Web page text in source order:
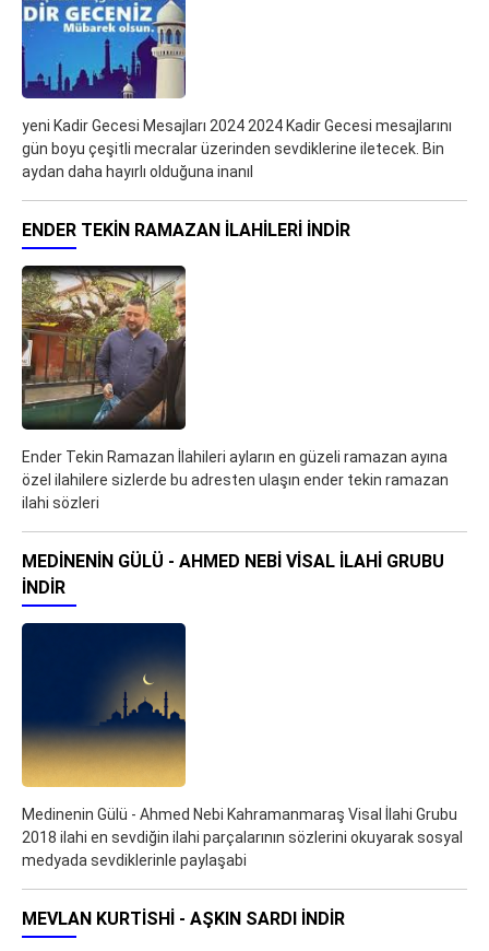
yeni Kadir Gecesi Mesajları 2024 2024 Kadir Gecesi mesajlarını
gün boyu çeşitli mecralar üzerinden sevdiklerine iletecek. Bin
aydan daha hayırlı olduğuna inanıl
ENDER TEKIN RAMAZAN İLAHILERI İNDIR
Ender Tekin Ramazan İlahileri ayların en güzeli ramazan ayına
özel ilahilere sizlerde bu adresten ulaşın ender tekin ramazan
ilahi sözleri
MEDINENIN GÜLÜ - AHMED NEBI VISAL İLAHI GRUBU
İNDIR
Medinenin Gülü - Ahmed Nebi Kahramanmaraş Visal İlahi Grubu
2018 ilahi en sevdiğin ilahi parçalarının sözlerini okuyarak sosyal
medyada sevdiklerinle paylaşabi
MEVLAN KURTISHI - AŞKIN SARDI İNDIR